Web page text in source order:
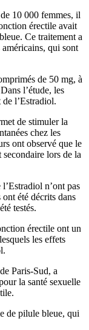
10 000 femmes, il
érectile avait
Ce traitement a
américains, qui sont
de 50 mg, à
l’étude, les
l’Estradiol.
de stimuler la
chez les
ont observé que le
secondaire lors de la
n’ont pas
été décrits dans
testés.
érectile ont un
les effets
Paris-Sud, a
la santé sexuelle
de pilule bleue, qui